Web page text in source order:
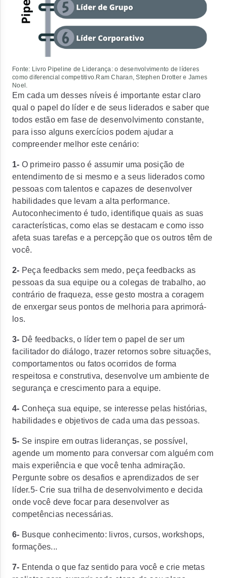
Fonte: Livro Pipeline de Liderança: o desenvolvimento de líderes
como diferencial competitivo.Ram Charan, Stephen Drotter e James
Noel.
Em cada um desses níveis é importante estar claro
qual o papel do líder e de seus liderados e saber que
todos estão em fase de desenvolvimento constante,
para isso alguns exercícios podem ajudar a
compreender melhor este cenário:
1- O primeiro passo é assumir uma posição de
entendimento de si mesmo e a seus liderados como
pessoas com talentos e capazes de desenvolver
habilidades que levam a alta performance.
Autoconhecimento é tudo, identifique quais as suas
características, como elas se destacam e como isso
afeta suas tarefas e a percepção que os outros têm de
você.
2- Peça feedbacks sem medo, peça feedbacks as
pessoas da sua equipe ou a colegas de trabalho, ao
contrário de fraqueza, esse gesto mostra a coragem
de enxergar seus pontos de melhoria para aprimorá-
los.
3- Dê feedbacks, o líder tem o papel de ser um
facilitador do diálogo, trazer retornos sobre situações,
comportamentos ou fatos ocorridos de forma
respeitosa e construtiva, desenvolve um ambiente de
segurança e crescimento para a equipe.
4- Conheça sua equipe, se interesse pelas histórias,
habilidades e objetivos de cada uma das pessoas.
5- Se inspire em outras lideranças, se possível,
agende um momento para conversar com alguém com
mais experiência e que você tenha admiração.
Pergunte sobre os desafios e aprendizados de ser
líder.5- Crie sua trilha de desenvolvimento e decida
onde você deve focar para desenvolver as
competências necessárias.
6- Busque conhecimento: livros, cursos, workshops,
formações...
7- Entenda o que faz sentido para você e crie metas